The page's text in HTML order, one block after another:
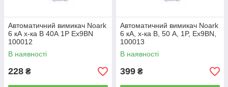
Автоматичний вимикач Noark
6 кА х-ка B 40А 1P Ex9BN
100012
В наявності
228 ₴
Автоматичний вимикач Noark
6 кА, х-ка B, 50 А, 1P, Ex9BN,
100013
В наявності
399 ₴